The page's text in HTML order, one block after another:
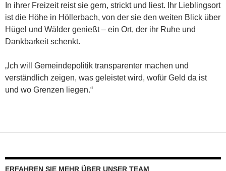
In ihrer Freizeit reist sie gern, strickt und liest. Ihr Lieblingsort
ist die Höhe in Höllerbach, von der sie den weiten Blick über
Hügel und Wälder genießt – ein Ort, der ihr Ruhe und
Dankbarkeit schenkt.
„Ich will Gemeindepolitik transparenter machen und
verständlich zeigen, was geleistet wird, wofür Geld da ist
und wo Grenzen liegen.“
ERFAHREN SIE MEHR ÜBER UNSER TEAM